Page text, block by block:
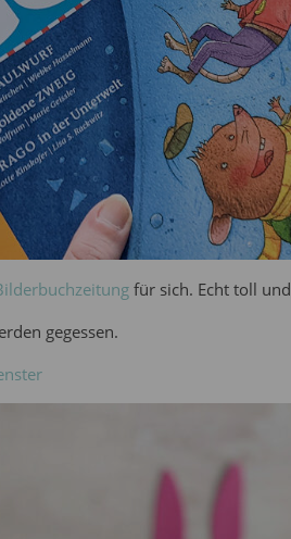
für sich. Echt toll
gegessen.